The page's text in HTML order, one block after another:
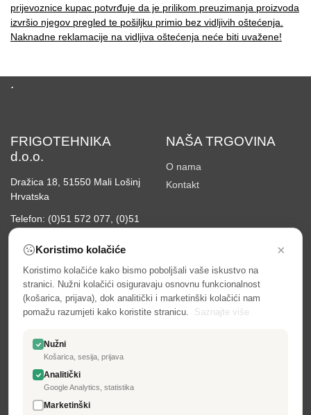
prijevoznice kupac potvrđuje da je prilikom preuzimanja proizvoda
izvršio njegov pregled te pošiljku primio bez vidljivih oštećenja.
Naknadne reklamacije na vidljiva oštećenja neće biti uvažene!
.
Koristimo kolačiće ×
Koristimo kolačiće kako bismo poboljšali vaše iskustvo na
stranici. Nužni kolačići osiguravaju osnovnu funkcionalnost
(košarica, prijava), dok analitički i marketinški kolačići nam
pomažu razumjeti kako koristite stranicu.
Saznajte više
Nužni
Košarica, sesija, prijava
Analitički
Google Analytics, statistika
Marketinški
FRIGOTEHNIKA
d.o.o.
Dražica 18, 51550 Mali Lošinj
Hrvatska
Telefon: (0)51 572 077, (0)51
231 927
email:info@frigotehnika.hr
NAŠA TRGOVINA
O nama
Kontakt
INFORMACIJE
Izjava o kolačićima (Cookie
policy)
Privatnost podataka
Opći uvjeti
Snižena cijena
Načini plaćanja
Načini dostave
MOJ RAČUN